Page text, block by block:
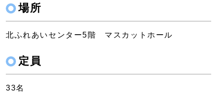
場所
北ふれあいセンター5階 マスカットホール
定員
33名